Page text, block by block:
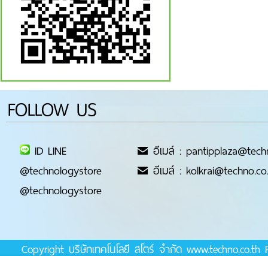
FOLLOW US
ID LINE
@technologystore
@technologystore
อีเมล์ :
อีเมล์ :
Copyright บริษัทเทคโนโลยี สโตร์ จำกัด